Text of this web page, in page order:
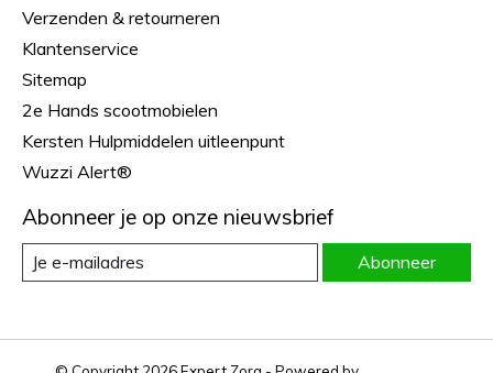
Verzenden & retourneren
Klantenservice
Sitemap
2e Hands scootmobielen
Kersten Hulpmiddelen uitleenpunt
Wuzzi Alert®
Abonneer je op onze nieuwsbrief
Abonneer